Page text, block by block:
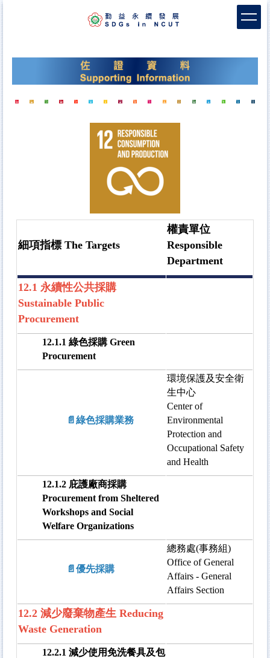
內
區
細項指標 The Targets
權責單位
Responsible
Department
12.1 永續性公共採購
Sustainable Public
Procurement
12.1.1 綠色採購 Green
Procurement
📄綠色採購業務
環境保護及安全衛
生中心
Center of
Environmental
Protection and
Occupational Safety
and Health
12.1.2 庇護廠商採購
Procurement from Sheltered
Workshops and Social
Welfare Organizations
📄優先採購
總務處(事務組)
Office of General
Affairs - General
Affairs Section
12.2 減少廢棄物產生 Reducing
Waste Generation
12.2.1 減少使用免洗餐具及包